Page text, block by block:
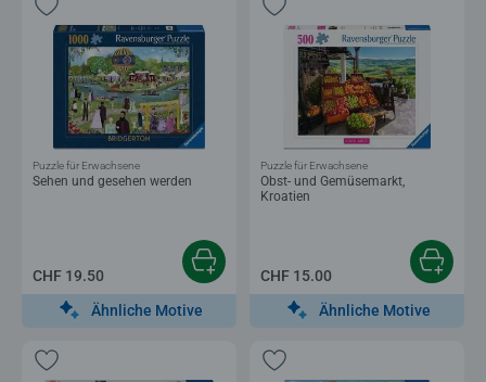
Sehen und gesehen werden
Puzzle für Erwachsene
CHF 19.50
Ähnliche Motive
Obst- und Gemüsemarkt,
Kroatien
Puzzle für Erwachsene
CHF 15.00
Ähnliche Motive